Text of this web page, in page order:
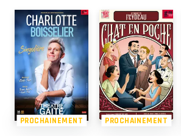
PROCHAINEMENT PROCHAINEMENT